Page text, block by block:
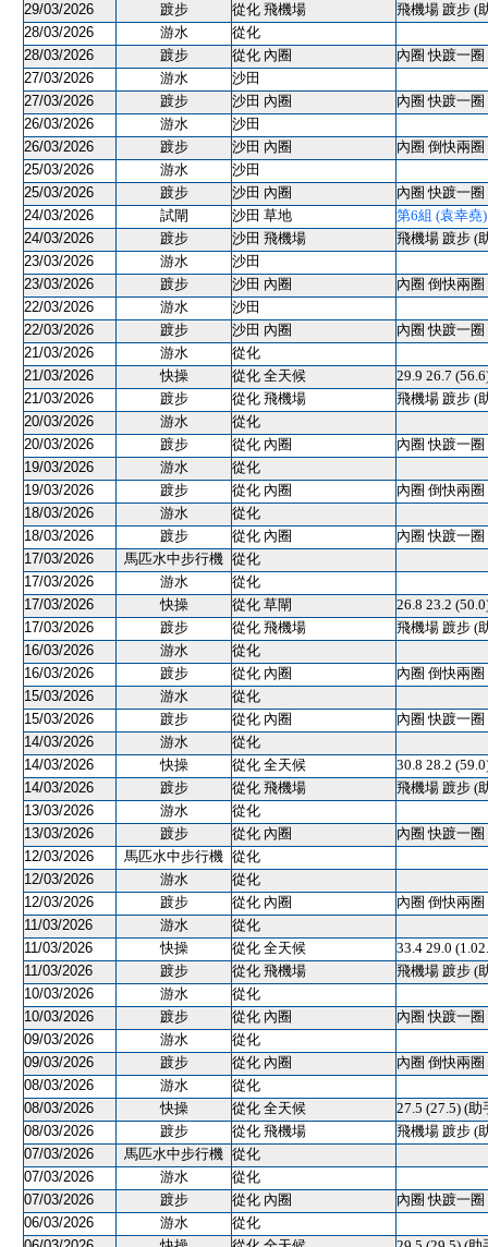
29/03/2026
踱步 從化 飛機場
飛機場 踱步 (
28/03/2026
游水
從化
28/03/2026
踱步 從化 內圈
內圈 快踱一圈
27/03/2026
游水
沙田
27/03/2026
踱步 沙田 內圈
內圈 快踱一圈
26/03/2026
游水
沙田
26/03/2026
踱步 沙田 內圈
內圈 倒快兩圈
25/03/2026
游水
沙田
25/03/2026
踱步 沙田 內圈
內圈 快踱一圈
24/03/2026
試閘 沙田 草地
第6組 (袁幸堯
24/03/2026
踱步 沙田 飛機場
飛機場 踱步 (
23/03/2026
游水
沙田
23/03/2026
踱步 沙田 內圈
內圈 倒快兩圈
22/03/2026
游水
沙田
22/03/2026
踱步 沙田 內圈
內圈 快踱一圈
21/03/2026
游水
從化
21/03/2026
快操 從化 全天候
29.9 26.7
21/03/2026
踱步 從化 飛機場
飛機場 踱步 (
20/03/2026
游水
從化
20/03/2026
踱步 從化 內圈
內圈 快踱一圈
19/03/2026
游水
從化
19/03/2026
踱步 從化 內圈
內圈 倒快兩圈
18/03/2026
游水
從化
18/03/2026
踱步 從化 內圈
內圈 快踱一圈
17/03/2026
馬匹水中步行機 從化
17/03/2026
游水
從化
17/03/2026
快操 從化 草閘
26.8 23.2
17/03/2026
踱步 從化 飛機場
飛機場 踱步 (
16/03/2026
游水
從化
16/03/2026
踱步 從化 內圈
內圈 倒快兩圈
15/03/2026
游水
從化
15/03/2026
踱步 從化 內圈
內圈 快踱一圈
14/03/2026
游水
從化
14/03/2026
快操 從化 全天候
30.8 28.2
14/03/2026
踱步 從化 飛機場
飛機場 踱步 (
13/03/2026
游水
從化
13/03/2026
踱步 從化 內圈
內圈 快踱一圈
12/03/2026
馬匹水中步行機 從化
12/03/2026
游水
從化
12/03/2026
踱步 從化 內圈
內圈 倒快兩圈
11/03/2026
游水
從化
11/03/2026
快操 從化 全天候
33.4 29.0
11/03/2026
踱步 從化 飛機場
飛機場 踱步 (
10/03/2026
游水
從化
10/03/2026
踱步 從化 內圈
內圈 快踱一圈
09/03/2026
游水
從化
09/03/2026
踱步 從化 內圈
內圈 倒快兩圈
08/03/2026
游水
從化
08/03/2026
快操 從化 全天候
27.5 (27.5) (助
08/03/2026
踱步 從化 飛機場
飛機場 踱步 (
07/03/2026
馬匹水中步行機 從化
07/03/2026
游水
從化
07/03/2026
踱步 從化 內圈
內圈 快踱一圈
06/03/2026
游水
從化